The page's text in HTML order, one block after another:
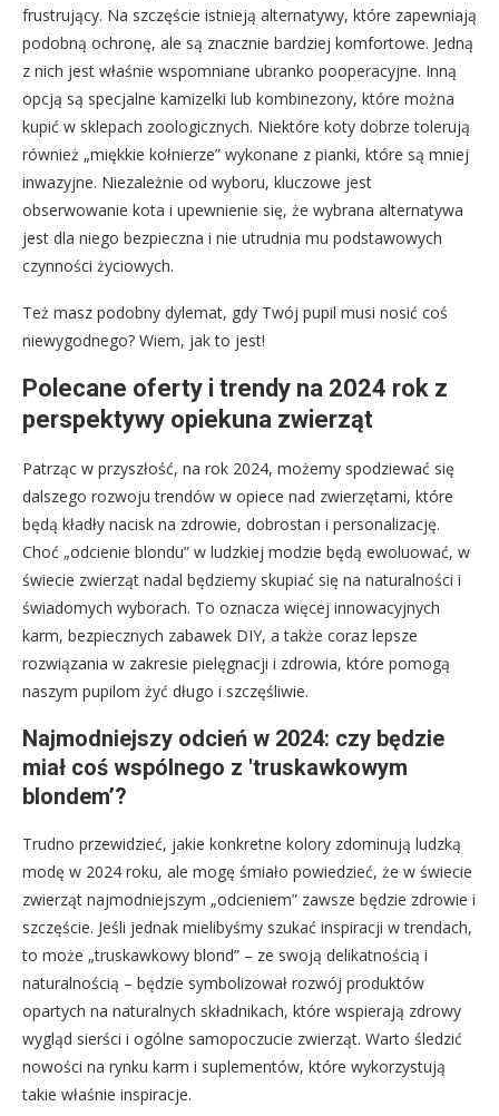
frustrujący. Na szczęście istnieją alternatywy, które zapewniają
podobną ochronę, ale są znacznie bardziej komfortowe. Jedną
z nich jest właśnie wspomniane ubranko pooperacyjne. Inną
opcją są specjalne kamizelki lub kombinezony, które można
kupić w sklepach zoologicznych. Niektóre koty dobrze tolerują
również „miękkie kołnierze” wykonane z pianki, które są mniej
inwazyjne. Niezależnie od wyboru, kluczowe jest
obserwowanie kota i upewnienie się, że wybrana alternatywa
jest dla niego bezpieczna i nie utrudnia mu podstawowych
czynności życiowych.
Też masz podobny dylemat, gdy Twój pupil musi nosić coś
niewygodnego? Wiem, jak to jest!
Polecane oferty i trendy na 2024 rok z
perspektywy opiekuna zwierząt
Patrząc w przyszłość, na rok 2024, możemy spodziewać się
dalszego rozwoju trendów w opiece nad zwierzętami, które
będą kładły nacisk na zdrowie, dobrostan i personalizację.
Choć „odcienie blondu” w ludzkiej modzie będą ewoluować, w
świecie zwierząt nadal będziemy skupiać się na naturalności i
świadomych wyborach. To oznacza więcej innowacyjnych
karm, bezpiecznych zabawek DIY, a także coraz lepsze
rozwiązania w zakresie pielęgnacji i zdrowia, które pomogą
naszym pupilom żyć długo i szczęśliwie.
Najmodniejszy odcień w 2024: czy będzie
miał coś wspólnego z 'truskawkowym
blondem’?
Trudno przewidzieć, jakie konkretne kolory zdominują ludzką
modę w 2024 roku, ale mogę śmiało powiedzieć, że w świecie
zwierząt najmodniejszym „odcieniem” zawsze będzie zdrowie i
szczęście. Jeśli jednak mielibyśmy szukać inspiracji w trendach,
to może „truskawkowy blond” – ze swoją delikatnością i
naturalnością – będzie symbolizował rozwój produktów
opartych na naturalnych składnikach, które wspierają zdrowy
wygląd sierści i ogólne samopoczucie zwierząt. Warto śledzić
nowości na rynku karm i suplementów, które wykorzystują
takie właśnie inspiracje.